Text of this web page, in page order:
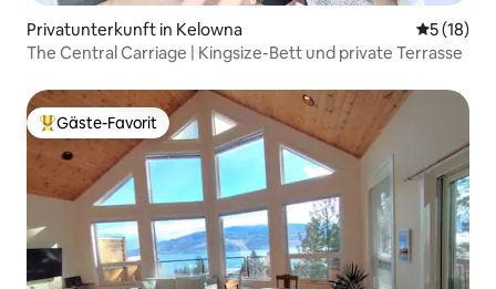
Privatunterkunft in Kelowna
5 (18)
The Central Carriage | Kingsize-Bett und private Terrasse
Beliebter Gäste-Favorit.
Gäste-Favorit